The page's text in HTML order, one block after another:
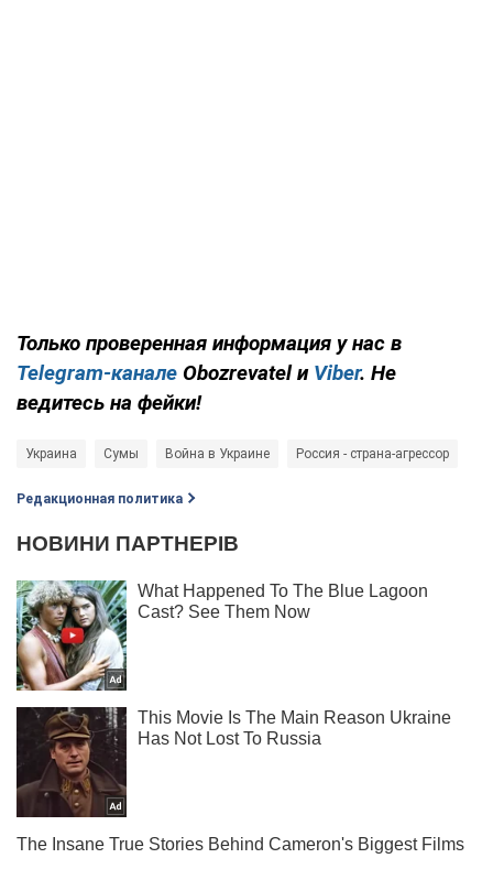
Только проверенная информация у нас в
Telegram-канале Obozrevatel и Viber. Не
ведитесь на фейки!
Украина Сумы Война в Украине Россия - страна-агрессор
Редакционная политика